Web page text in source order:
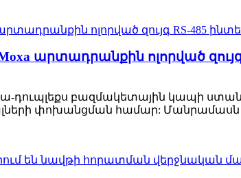
արտադրանքին ոլորված զույգ
դուպլեքս բազմակետային կապի
փոխանցման համար: